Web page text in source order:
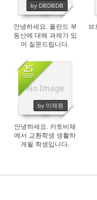
by DBDBDB
안녕하세요. 폴란드 부
동산에 대해 과제가 있
어 질문드립니다.
브
No Image
25
SEP
by 이재원
4071
안녕하세요. 카토비체
에서 교환학생 생활하
게될 학생입니다.